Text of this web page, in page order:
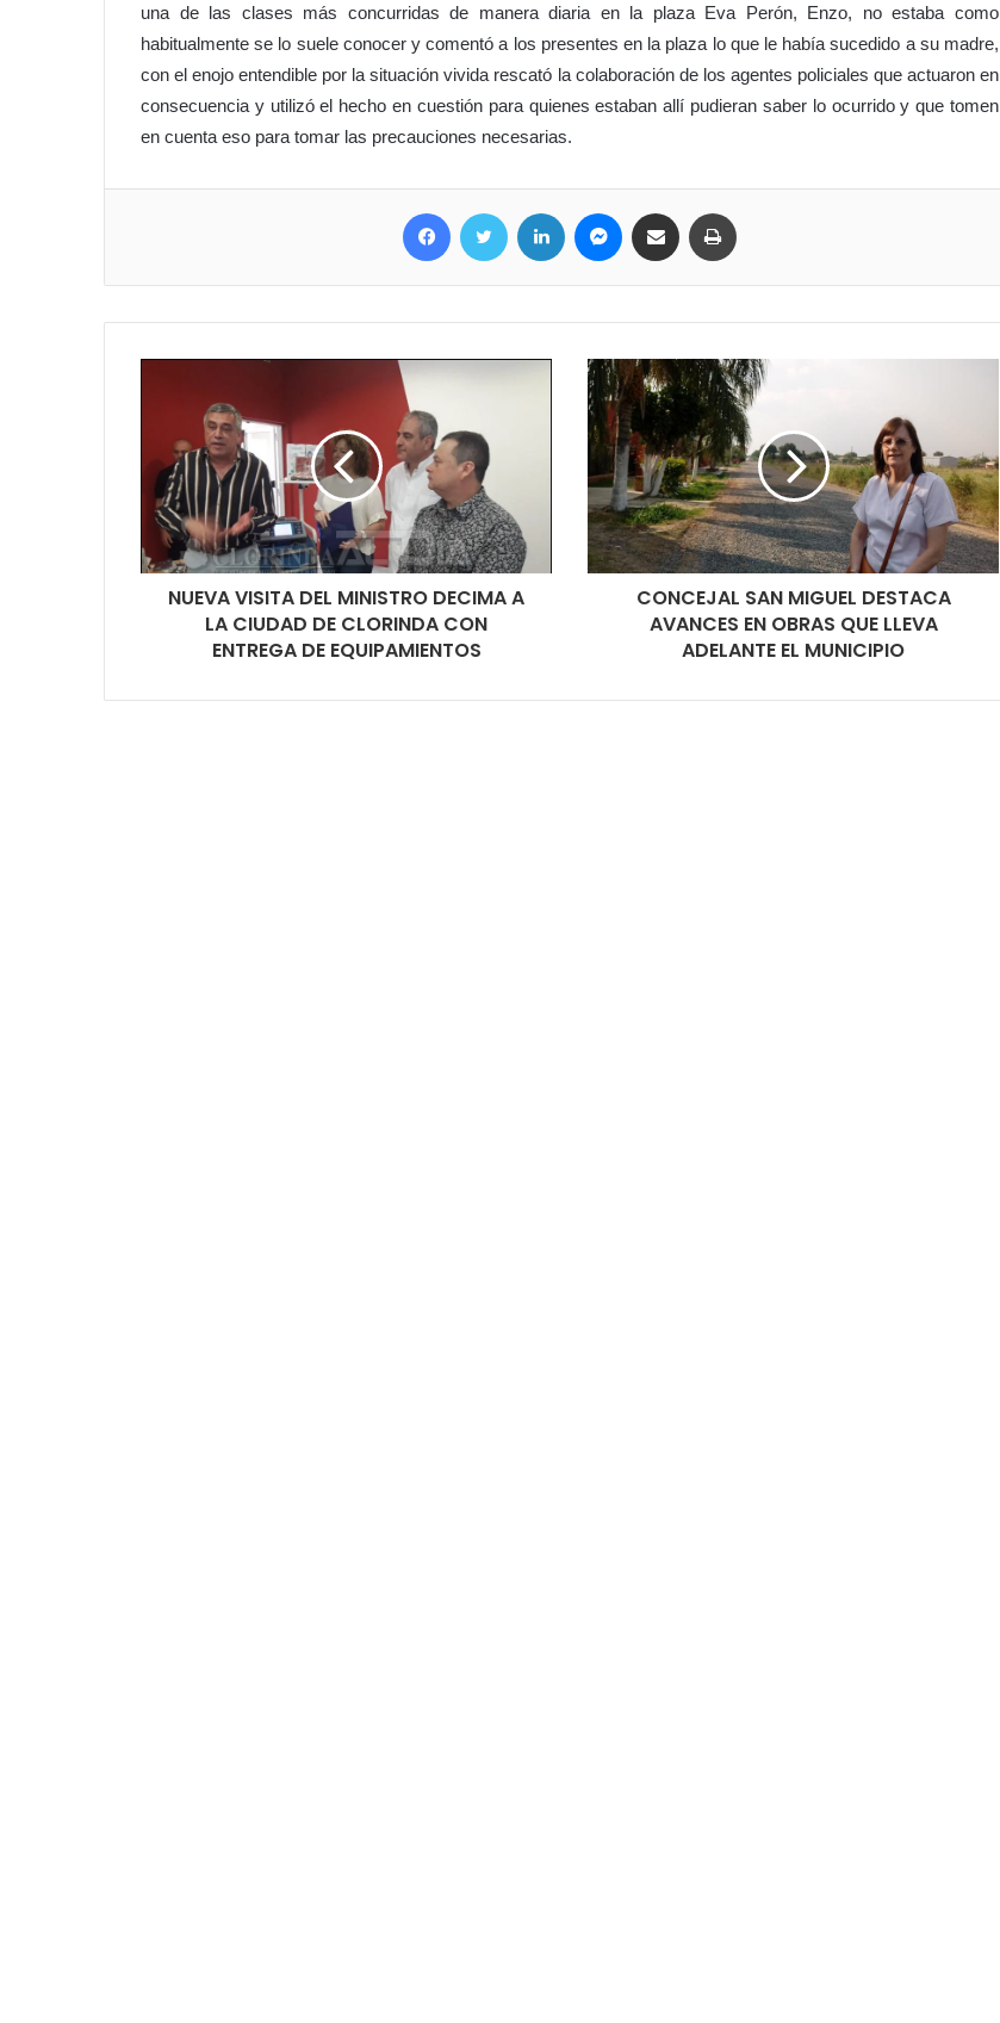
una de las clases más concurridas de manera diaria en la plaza Eva Perón, Enzo, no estaba como
habitualmente se lo suele conocer y comentó a los presentes en la plaza lo que le había sucedido a su madre,
con el enojo entendible por la situación vivida rescató la colaboración de los agentes policiales que actuaron en
consecuencia y utilizó el hecho en cuestión para quienes estaban allí pudieran saber lo ocurrido y que tomen
en cuenta eso para tomar las precauciones necesarias.
NUEVA VISITA DEL MINISTRO DECIMA A
LA CIUDAD DE CLORINDA CON
ENTREGA DE EQUIPAMIENTOS
CONCEJAL SAN MIGUEL DESTACA
AVANCES EN OBRAS QUE LLEVA
ADELANTE EL MUNICIPIO